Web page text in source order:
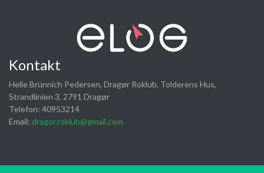
Kontakt
Helle Brünnich Pedersen, Dragør Roklub, Tolderens Hus,
Strandlinien 3, 2791 Dragør
Telefon: 40953214
Email: dragor.roklub@gmail.com